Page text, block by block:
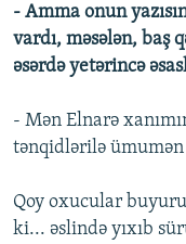
- Amma onun
vardı, məsələn, baş
əsərdə yetərincə
- Mən Elnarə
tənqidlərilə ümumən
Qoy oxucular
ki... əslində yıxıb